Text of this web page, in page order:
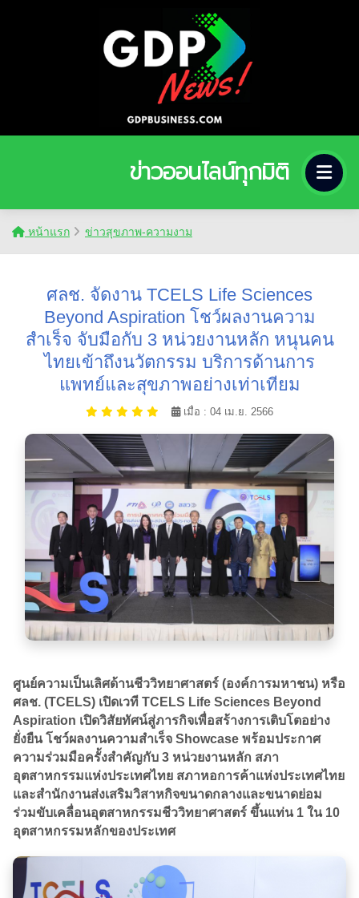
ข่าวออนไลน์ทุกมิติ
หน้าแรก ข่าวสุขภาพ-ความงาม
ศลช. จัดงาน TCELS Life Sciences
Beyond Aspiration โชว์ผลงานความ
สำเร็จ จับมือกับ 3 หน่วยงานหลัก หนุนคน
ไทยเข้าถึงนวัตกรรม บริการด้านการ
แพทย์และสุขภาพอย่างเท่าเทียม
เมื่อ : 04 เม.ย. 2566
ศูนย์ความเป็นเลิศด้านชีววิทยาศาสตร์ (องค์การมหาชน) หรือ
ศลช. (TCELS) เปิดเวที TCELS Life Sciences Beyond
Aspiration เปิดวิสัยทัศน์สู่ภารกิจเพื่อสร้างการเติบโตอย่าง
ยั่งยืน โชว์ผลงานความสำเร็จ Showcase พร้อมประกาศ
ความร่วมมือครั้งสำคัญกับ 3 หน่วยงานหลัก สภา
อุตสาหกรรมแห่งประเทศไทย สภาหอการค้าแห่งประเทศไทย
และสำนักงานส่งเสริมวิสาหกิจขนาดกลางและขนาดย่อม
ร่วมขับเคลื่อนอุตสาหกรรมชีววิทยาศาสตร์ ขึ้นแท่น 1 ใน 10
อุตสาหกรรมหลักของประเทศ